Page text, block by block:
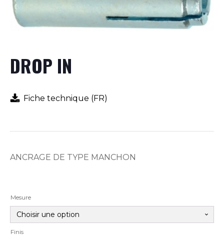
DROP IN
Fiche technique (FR)
ANCRAGE DE TYPE MANCHON
Mesure
Finis